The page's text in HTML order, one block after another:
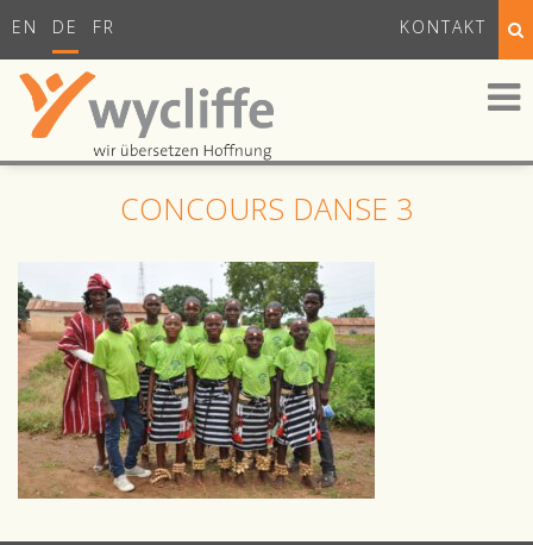
EN DE FR KONTAKT
CONCOURS DANSE 3